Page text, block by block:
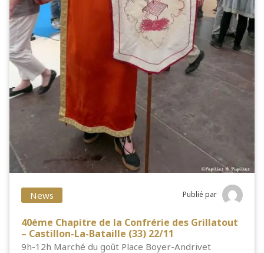
News Publié par
40ème Chapitre de la Confrérie des Grillatout
– Castillon-La-Bataille (33) 22/11
9h-12h Marché du goût Place Boyer-Andrivet